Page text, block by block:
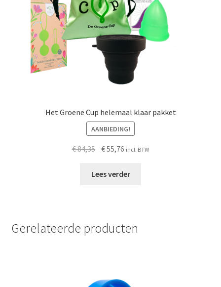
op
de
productpagina
Het Groene Cup helemaal klaar pakket
AANBIEDING!
€84,35 Oorspronkelijke
was:
€55,76 Huidige
is:
incl. BTW
Lees verder
Gerelateerde producten